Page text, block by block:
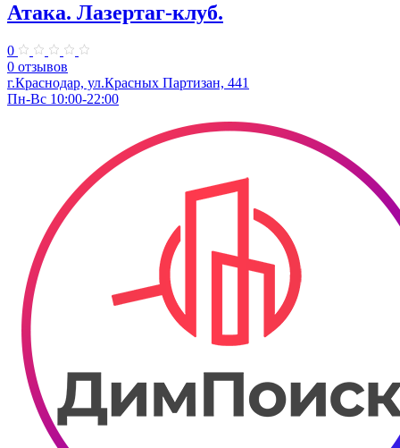
Атака. ​Лазертаг-клуб.
0
0 отзывов
г.Краснодар, ул.Красных Партизан, 441
Пн-Вс 10:00-22:00